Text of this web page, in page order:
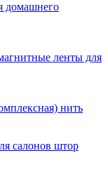
домашнего
ленты для
нить
салонов штор